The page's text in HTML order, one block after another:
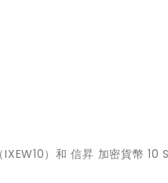
）和 信昇 加密貨幣 10